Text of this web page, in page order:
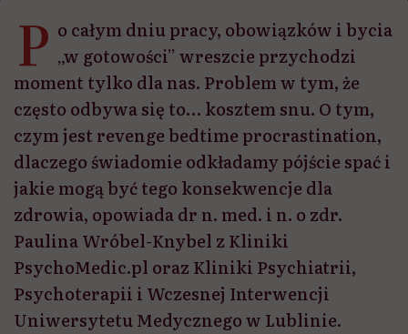
P o całym dniu pracy, obowiązków i bycia
„w gotowości” wreszcie przychodzi
moment tylko dla nas. Problem w tym, że
często odbywa się to… kosztem snu. O tym,
czym jest revenge bedtime procrastination,
dlaczego świadomie odkładamy pójście spać i
jakie mogą być tego konsekwencje dla
zdrowia, opowiada dr n. med. i n. o zdr.
Paulina Wróbel-Knybel z Kliniki
PsychoMedic.pl oraz Kliniki Psychiatrii,
Psychoterapii i Wczesnej Interwencji
Uniwersytetu Medycznego w Lublinie.